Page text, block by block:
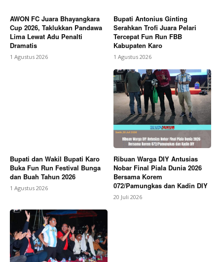
AWON FC Juara Bhayangkara
Cup 2026, Taklukkan Pandawa
Lima Lewat Adu Penalti
Dramatis
1 Agustus 2026
Bupati Antonius Ginting
Serahkan Trofi Juara Pelari
Tercepat Fun Run FBB
Kabupaten Karo
1 Agustus 2026
Bupati dan Wakil Bupati Karo
Buka Fun Run Festival Bunga
dan Buah Tahun 2026
1 Agustus 2026
Ribuan Warga DIY Antusias
Nobar Final Piala Dunia 2026
Bersama Korem
072/Pamungkas dan Kadin DIY
20 Juli 2026